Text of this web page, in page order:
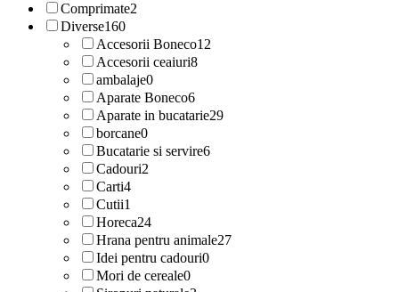
Comprimate2
Diverse160
Accesorii Boneco12
Accesorii ceaiuri8
ambalaje0
Aparate Boneco6
Aparate in bucatarie29
borcane0
Bucatarie si servire6
Cadouri2
Carti4
Cutii1
Horeca24
Hrana pentru animale27
Idei pentru cadouri0
Mori de cereale0